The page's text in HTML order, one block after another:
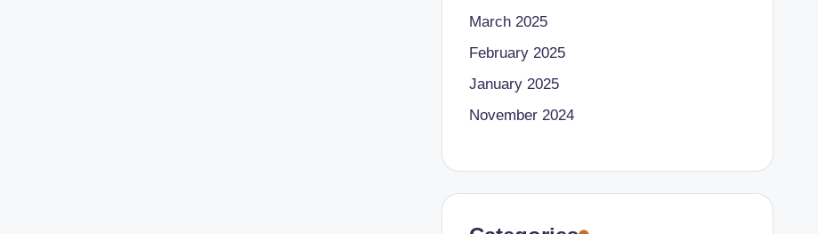
March 2025
February 2025
January 2025
November 2024